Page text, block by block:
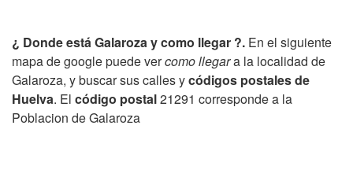
¿ Donde está Galaroza y como llegar ?. En el siguiente
mapa de google puede vercomo llegara la localidad de
Galaroza, y buscar sus calles ycódigos postales de
Huelva. El código postal21291 corresponde a la
Poblacion de Galaroza